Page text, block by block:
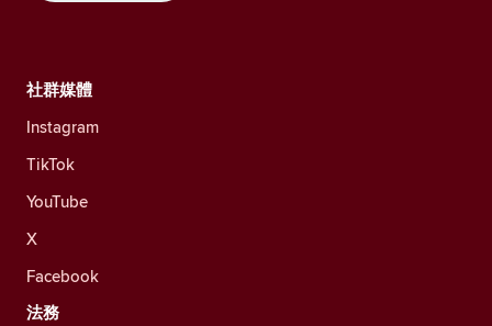
社群媒體
Instagram
TikTok
YouTube
X
Facebook
法務